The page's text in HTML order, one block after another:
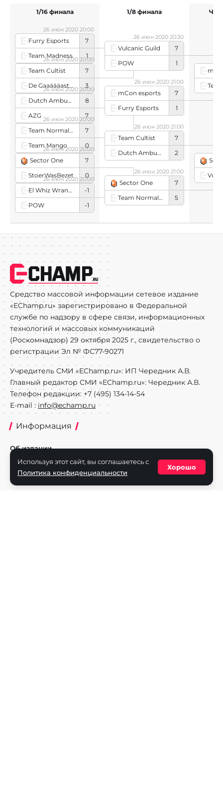
Furry Esports
7
Team Madness
1
26 июн 2020 20:00
Team Cultist
7
De Gaaäääasten
3
26 июн 2020 20:00
Dutch Ambush
8
AZG
7
26 июн 2020 20:00
Team Normalize
7
Team Mango
0
26 июн 2020 20:00
Sector One
7
StoerWasBezet
0
26 июн 2020 20:00
El Whiz Wranglers
-1
POW
-1
26 июн 2020 20:00
1/16 финала
Vulcanic Guild
7
POW
1
26 июн 2020 20:30
mCon esports
7
Furry Esports
1
26 июн 2020 21:00
Team Cultist
7
Dutch Ambush
2
26 июн 2020 21:00
Sector One
7
Team Normalize
5
26 июн 2020 21:00
1/8 финала
Средство массовой информации сетевое издание
«EChamp.ru» зарегистрировано в Федеральной
службе по надзору в сфере связи, информационных
технологий и массовых коммуникаций
(Роскомнадзор) 29 октября 2025 г., свидетельство о
регистрации Эл № ФС77-90271
Учредитель СМИ «EChamp.ru»: ИП Чередник А.В.
Главный редактор СМИ «EChamp.ru»: Чередник А.В.
Телефон редакции: +7 (495) 134-14-54
E-mail : info@echamp.ru
Информация
Об издании
Реклама на портале
Политика конфиденциальности
Используя этот сайт, вы соглашаетесь с
Политика конфиденциальности
Хорошо